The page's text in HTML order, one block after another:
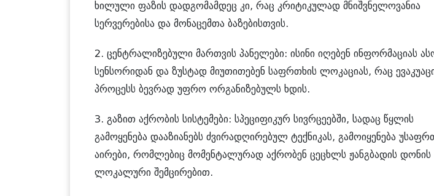
ხილული ფაზის დადგომამდეც კი, რაც კრიტიკულად მნიშვნელოვანია
სერვერებისა და მონაცემთა ბაზებისთვის.
ცენტრალიზებული მართვის პანელები: ისინი იღებენ ინფორმაციას
სენსორიდან და ზუსტად მიუთითებენ საფრთხის ლოკაციას, რაც
პროცესს ბევრად უფრო ორგანიზებულს ხდის.
გაზით აქრობის სისტემები: სპეციფიკურ სივრცეებში, სადაც წყლის
გამოყენება დააზიანებს ძვირადღირებულ ტექნიკას, გამოიყენება
აირები, რომლებიც მომენტალურად აქრობენ ცეცხლს ჟანგბადის დონის
ლოკალური შემცირებით.